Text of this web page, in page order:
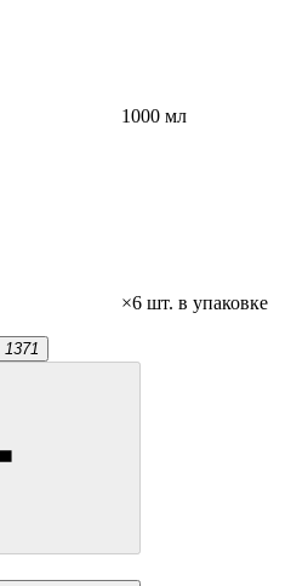
1000 мл
×6 шт. в упаковке
1371